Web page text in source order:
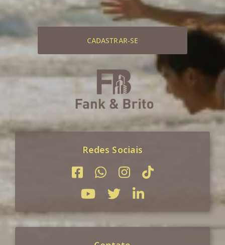
CADASTRAR-SE
Redes Sociais